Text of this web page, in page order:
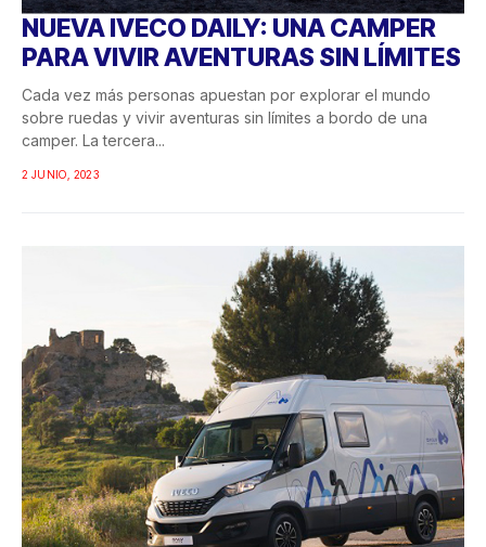
NUEVA IVECO DAILY: UNA CAMPER
PARA VIVIR AVENTURAS SIN LÍMITES
Cada vez más personas apuestan por explorar el mundo
sobre ruedas y vivir aventuras sin límites a bordo de una
camper. La tercera...
2 JUNIO, 2023